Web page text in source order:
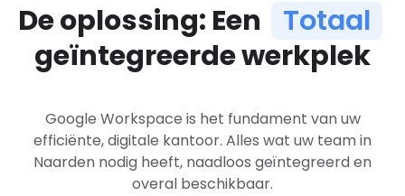
De oplossing: Een
Totaal
geïntegreerde werkplek
Google Workspace is het fundament van uw
efficiënte, digitale kantoor. Alles wat uw team in
Naarden nodig heeft, naadloos geïntegreerd en
overal beschikbaar.